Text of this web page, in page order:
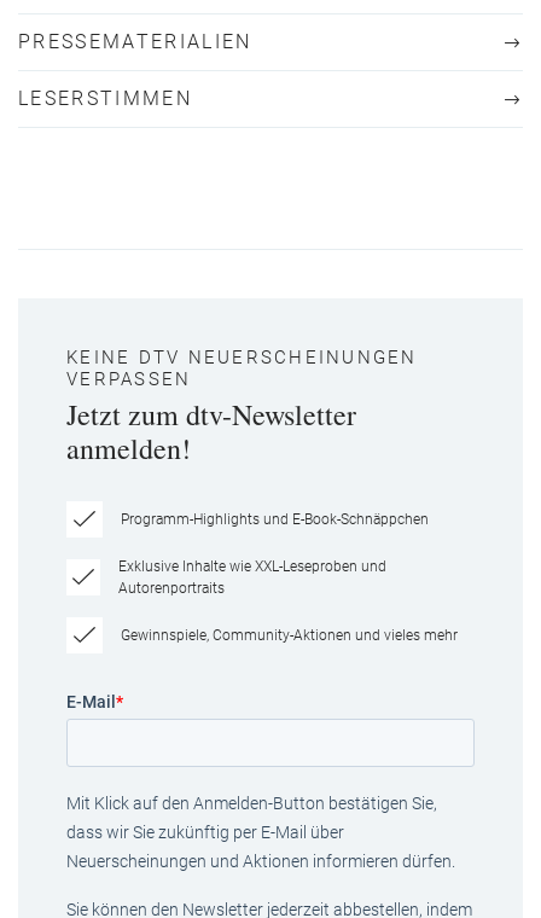
PRESSEMATERIALIEN
LESERSTIMMEN
KEINE DTV NEUERSCHEINUNGEN
VERPASSEN
Jetzt zum dtv-Newsletter
anmelden!
Programm-Highlights und E-Book-Schnäppchen
Exklusive Inhalte wie XXL-Leseproben und
Autorenportraits
Gewinnspiele, Community-Aktionen und vieles mehr
E-Mail *
Mit Klick auf den Anmelden-Button bestätigen Sie,
dass wir Sie zukünftig per E-Mail über
Neuerscheinungen und Aktionen informieren dürfen.
Sie können den Newsletter jederzeit abbestellen, indem